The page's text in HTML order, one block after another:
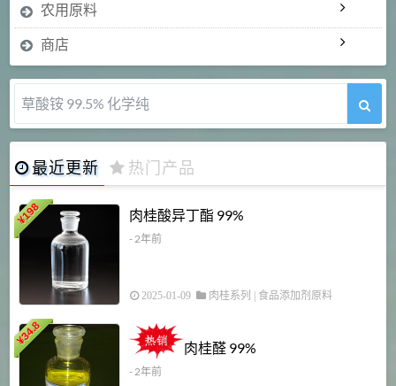
农用原料
商店
草酸铵 99.5% 化学纯
最近更新 热门产品
¥
198 肉桂酸异丁酯 99%
- 2年前
2025-01-09 肉桂系列 食品添加剂原料
¥
34.8
肉桂醛 99%
- 2年前